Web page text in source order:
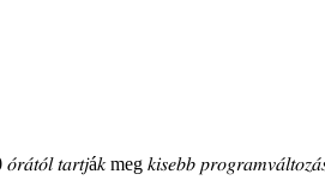
𝑡𝑎𝑟𝑡𝑗á𝑘 meg 𝑘𝑖𝑠𝑒𝑏𝑏